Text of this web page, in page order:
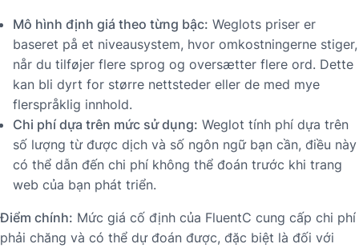
Mô hình định giá theo từng bậc: Weglots priser er
baseret på et niveausystem, hvor omkostningerne stiger,
når du tilføjer flere sprog og oversætter flere ord. Dette
kan bli dyrt for større nettsteder eller de med mye
flerspråklig innhold.
Chi phí dựa trên mức sử dụng: Weglot tính phí dựa trên
số lượng từ được dịch và số ngôn ngữ bạn cần, điều này
có thể dẫn đến chi phí không thể đoán trước khi trang
web của bạn phát triển.
Điểm chính: Mức giá cố định của FluentC cung cấp chi phí
phải chăng và có thể dự đoán được, đặc biệt là đối với